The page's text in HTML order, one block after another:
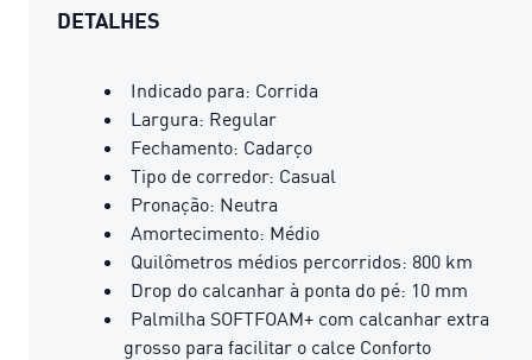
DETALHES
Indicado para: Corrida
Largura: Regular
Fechamento: Cadarço
Tipo de corredor: Casual
Pronação: Neutra
Amortecimento: Médio
Quilômetros médios percorridos: 800 km
Drop do calcanhar à ponta do pé: 10 mm
Palmilha SOFTFOAM+ com calcanhar extra
grosso para facilitar o calce Conforto